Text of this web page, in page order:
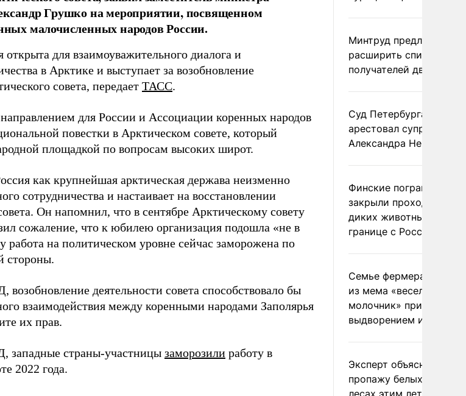
Грушко на мероприятии, посвященном
малочисленных народов России.
открыта для взаимоуважительного диалога и
в Арктике и выступает за возобновление
совета, передает ТАСС.
для России и Ассоциации коренных народов
повестки в Арктическом совете, который
площадкой по вопросам высоких широт.
как крупнейшая арктическая держава неизменно
сотрудничества и настаивает на восстановлении
Он напомнил, что в сентябре Арктическому совету
сожаление, что к юбилею организация подошла «не в
работа на политическом уровне сейчас заморожена по
стороны.
деятельности совета способствовало бы
взаимодействия между коренными народами Заполярья
их прав.
западные страны-участницы заморозили работу в
2022 года.
Минтруд предложил
расширить список
получателей двух
Суд Петербурга заочно
арестовал супругу
Александра Невзорова
Финские пограничники
закрыли проходы для
диких животных на
границе с Россией
Семье фермера
из мема «веселый
молочник» пригрозили
выдворением из
Эксперт объяснил
пропажу белых грибов
лесах этим летом